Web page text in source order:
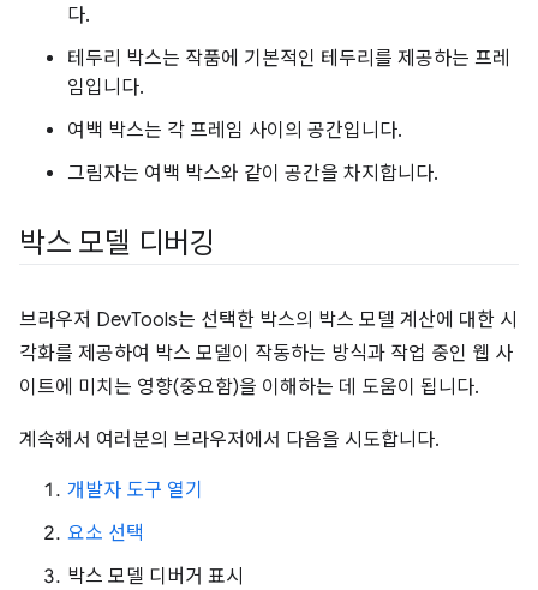
다.
테두리 박스는 작품에 기본적인 테두리를 제공하는 프레
임입니다.
여백 박스는 각 프레임 사이의 공간입니다.
그림자는 여백 박스와 같이 공간을 차지합니다.
박스 모델 디버깅
브라우저 DevTools는 선택한 박스의 박스 모델 계산에 대한 시
각화를 제공하여 박스 모델이 작동하는 방식과 작업 중인 웹 사
이트에 미치는 영향(중요함)을 이해하는 데 도움이 됩니다.
계속해서 여러분의 브라우저에서 다음을 시도합니다.
개발자 도구 열기
요소 선택
박스 모델 디버거 표시